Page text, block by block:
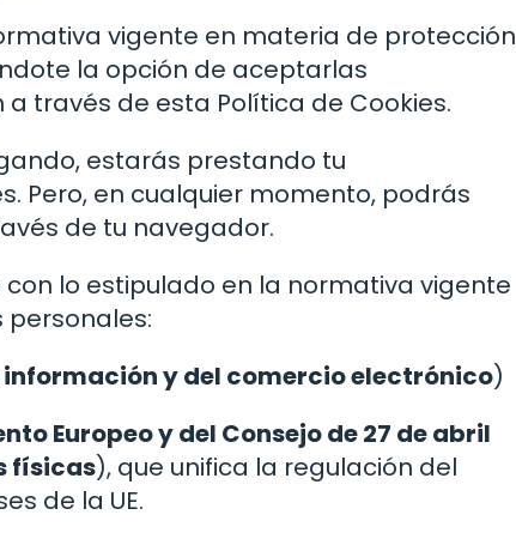
vigente en materia de protección
la opción de aceptarlas
través de esta Política de Cookies.
estarás prestando tu
Pero, en cualquier momento, podrás
de tu navegador.
lo estipulado en la normativa vigente
personales:
información y del comercio electrónico)
Europeo y del Consejo de 27 de abril
físicas), que unifica la regulación del
de la UE.